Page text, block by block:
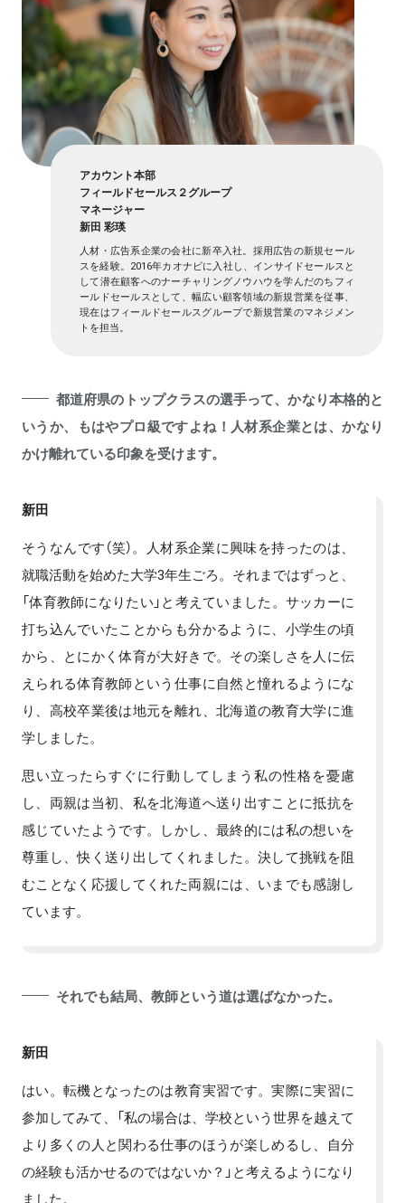
アカウント本部
フィールドセールス２グループ
マネージャー
新田 彩瑛
人材・広告系企業の会社に新卒入社。採用広告の新規セール
スを経験。2016年カオナビに入社し、インサイドセールスと
して潜在顧客へのナーチャリングノウハウを学んだのちフィ
ールドセールスとして、幅広い顧客領域の新規営業を従事、
現在はフィールドセールスグループで新規営業のマネジメン
トを担当。
都道府県のトップクラスの選手って、かなり本格的と
いうか、もはやプロ級ですよね！人材系企業とは、かなり
かけ離れている印象を受けます。
新田
そうなんです（笑）。人材系企業に興味を持ったのは、
就職活動を始めた大学3年生ごろ。それまではずっと、
「体育教師になりたい」と考えていました。サッカーに
打ち込んでいたことからも分かるように、小学生の頃
から、とにかく体育が大好きで。その楽しさを人に伝
えられる体育教師という仕事に自然と憧れるようにな
り、高校卒業後は地元を離れ、北海道の教育大学に進
学しました。
思い立ったらすぐに行動してしまう私の性格を憂慮
し、両親は当初、私を北海道へ送り出すことに抵抗を
感じていたようです。しかし、最終的には私の想いを
尊重し、快く送り出してくれました。決して挑戦を阻
むことなく応援してくれた両親には、いまでも感謝し
ています。
それでも結局、教師という道は選ばなかった。
新田
はい。転機となったのは教育実習です。実際に実習に
参加してみて、「私の場合は、学校という世界を越えて
より多くの人と関わる仕事のほうが楽しめるし、自分
の経験も活かせるのではないか？」と考えるようになり
ました。